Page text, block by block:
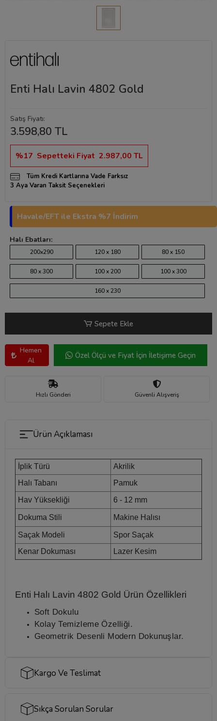
Enti Halı Lavin 4802 Gold
Satış Fiyatı:
3.598,80 TL
%17 Sepetteki Fiyat 2.987,00 TL
Tüm Kredi Kartlarına Vade Farksız
3 Aya Varan Taksit Seçenekleri
Havale/EFT ile Ekstra %7 İndirim
Halı Ebatları:
200x290 120 x 180 80 x 150
80 x 300 100 x 200 100 x 300
160 x 230
Sepete Ekle
Hemen
Al
Özel Ölçü ve Fiyat İçin İletişime Geçin
Hızlı Gönderi Güvenli Alışveriş
Ürün Açıklaması
İplik Türü
Akrilik
Halı Tabanı
Pamuk
Hav Yüksekliği 6 - 12 mm
Dokuma Stili Makine Halısı
Saçak Modeli
Spor Saçak
Kenar Dokuması
Lazer Kesim
Enti Halı Lavin 4802 Gold Ürün Özellikleri
Soft Dokulu
Kolay Temizleme Özelliği.
Geometrik Desenli Modern Dokunuşlar.
Kargo Ve Teslimat
Sıkça Sorulan Sorular